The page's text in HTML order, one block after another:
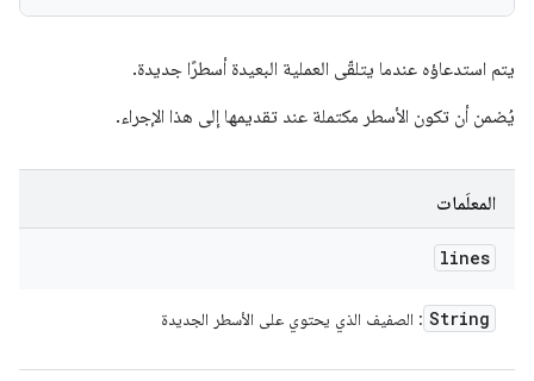
يتم استدعاؤه عندما يتلقّى العملية البعيدة أسطرًا جديدة.
يُضمن أن تكون الأسطر مكتملة عند تقديمها إلى هذا الإجراء.
المعلَمات
lines
String : الصفيف الذي يحتوي على الأسطر الجديدة